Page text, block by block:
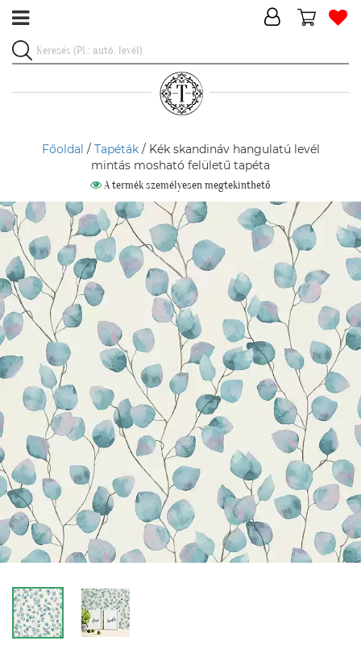
Főoldal / Tapéták/ Kék skandináv hangulatú levél
mintás mosható felületű tapéta
A termék személyesen megtekinthető